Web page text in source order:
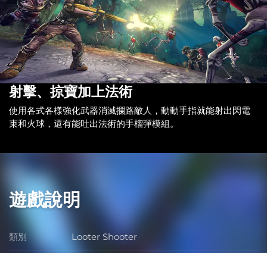
射擊、掠寶加上法術
使用各式各樣強化武器消滅攔路敵人，動動手指就能射出閃電
束和火球，還有能吐出法術的手榴彈模組。
遊戲說明
類別 類別
Looter Shooter